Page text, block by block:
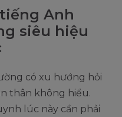
Anh
siêu hiệu
có xu hướng hỏi
thân không hiểu.
lúc này cần phải